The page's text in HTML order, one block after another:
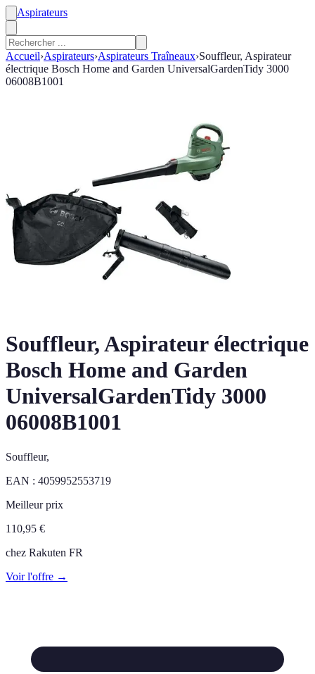
Aspirateurs
Accueil›Aspirateurs›Aspirateurs Traîneaux›Souffleur, Aspirateur
électrique Bosch Home and Garden UniversalGardenTidy 3000
06008B1001
Souffleur, Aspirateur électrique
Bosch Home and Garden
UniversalGardenTidy 3000
06008B1001
Souffleur,
EAN : 4059952553719
Meilleur prix
110,95 €
chez Rakuten FR
Voir l'offre →